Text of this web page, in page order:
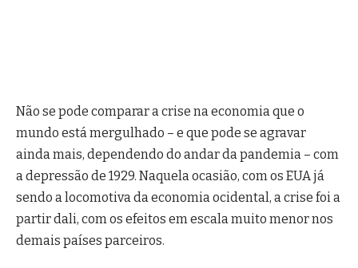
Não se pode comparar a crise na economia que o
mundo está mergulhado – e que pode se agravar
ainda mais, dependendo do andar da pandemia – com
a depressão de 1929. Naquela ocasião, com os EUA já
sendo a locomotiva da economia ocidental, a crise foi a
partir dali, com os efeitos em escala muito menor nos
demais países parceiros.